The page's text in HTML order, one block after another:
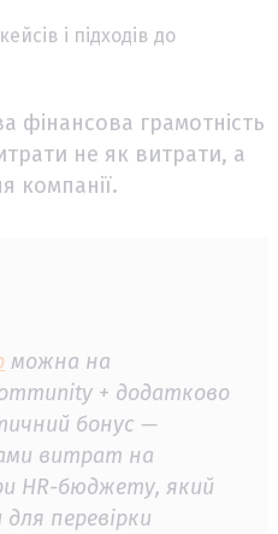
і підходів до
грамотність
не як витрати, а
компанії.
можна на
+ додатково
бонус —
витрат на
HR-бюджету, який
перевірки